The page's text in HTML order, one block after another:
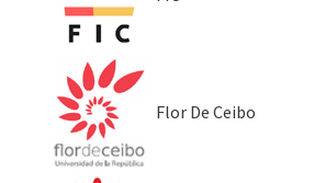
Flor De Ceibo